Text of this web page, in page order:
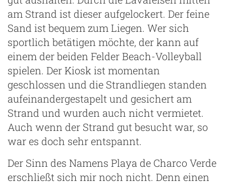
am Strand ist dieser aufgelockert. Der feine
Sand ist bequem zum Liegen. Wer sich
sportlich betätigen möchte, der kann auf
einem der beiden Felder Beach-Volleyball
spielen. Der Kiosk ist momentan
geschlossen und die Strandliegen standen
aufeinandergestapelt und gesichert am
Strand und wurden auch nicht vermietet.
Auch wenn der Strand gut besucht war, so
war es doch sehr entspannt.
Der Sinn des Namens Playa de Charco Verde
erschließt sich mir noch nicht. Denn einen